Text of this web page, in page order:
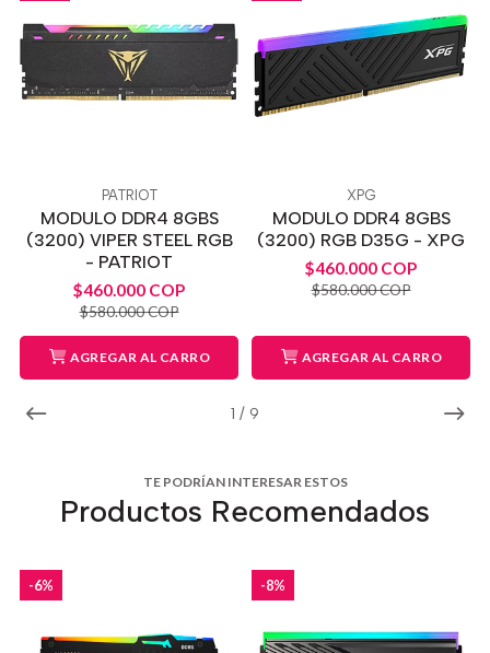
1 / 9
PATRIOT
MODULO DDR4 8GBS
(3200) VIPER STEEL RGB
- PATRIOT
$460.000 COP
$580.000 COP
AGREGAR AL CARRO
XPG
MODULO DDR4 8GBS
(3200) RGB D35G - XPG
$460.000 COP
$580.000 COP
AGREGAR AL CARRO
TE PODRÍAN INTERESAR ESTOS
Productos Recomendados
-6% -8%